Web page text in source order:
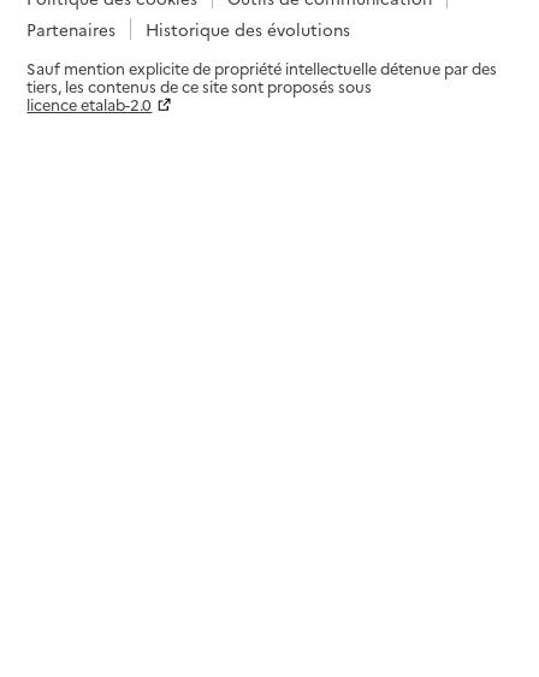
Partenaires
Historique des évolutions
Sauf mention explicite de propriété intellectuelle détenue par des
tiers, les contenus de ce site sont proposés sous
licence etalab-2.0